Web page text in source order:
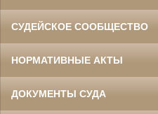
СУДЕЙСКОЕ СООБЩЕСТВО
НОРМАТИВНЫЕ АКТЫ
ДОКУМЕНТЫ СУДА